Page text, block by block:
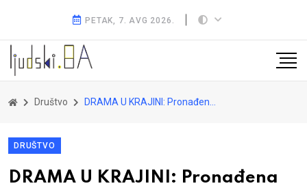
PETAK, 7. AVG 2026.
Društvo DRAMA U KRAJINI: Pronađena djeca, sumnja se na trgovinu
DRUŠTVO
DRAMA U KRAJINI: Pronađena